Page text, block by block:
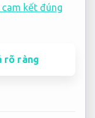
kết đúng
rõ ràng